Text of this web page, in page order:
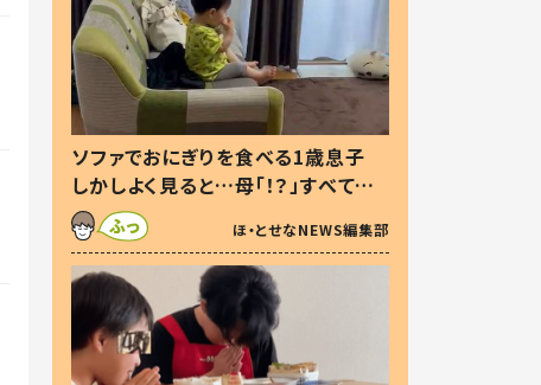
ソファでおにぎりを食べる1歳息子
しかしよく見ると…母「！？」すべてを
察した母の投稿に「可愛いから許
す！」「現行犯〜」
ほ・とせなNEWS編集部